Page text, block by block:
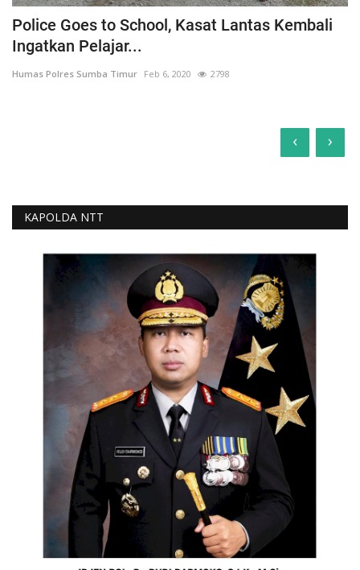
Police Goes to School, Kasat Lantas Kembali
Ingatkan Pelajar...
Humas Polres Sumba Timur Feb 6, 2020 2798
‹ ›
KAPOLDA NTT